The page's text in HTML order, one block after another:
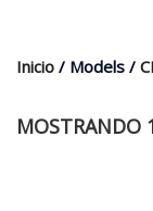
Inicio / Models /
MOSTRANDO